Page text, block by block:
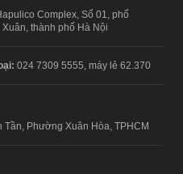
Complex, Số 01, phố
thành phố Hà Nội
024 7309 5555, máy lẻ 62.370
Tần, Phường Xuân Hòa, TPHCM